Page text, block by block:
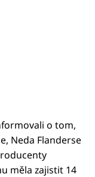
o tom,
Neda Flanderse
měla zajistit 14